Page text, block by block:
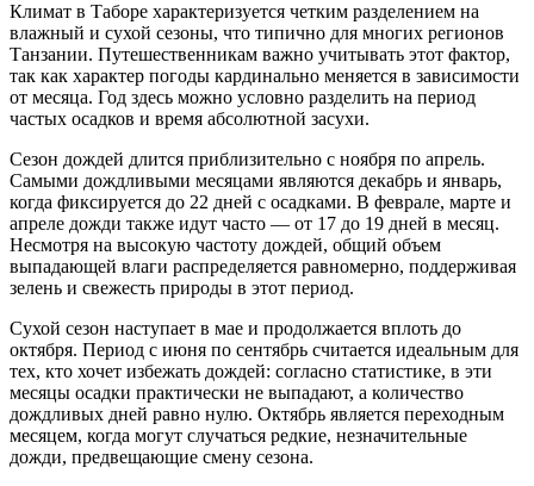
Климат в Таборе характеризуется четким разделением на
влажный и сухой сезоны, что типично для многих регионов
Танзании. Путешественникам важно учитывать этот фактор,
так как характер погоды кардинально меняется в зависимости
от месяца. Год здесь можно условно разделить на период
частых осадков и время абсолютной засухи.
Сезон дождей длится приблизительно с ноября по апрель.
Самыми дождливыми месяцами являются декабрь и январь,
когда фиксируется до 22 дней с осадками. В феврале, марте и
апреле дожди также идут часто — от 17 до 19 дней в месяц.
Несмотря на высокую частоту дождей, общий объем
выпадающей влаги распределяется равномерно, поддерживая
зелень и свежесть природы в этот период.
Сухой сезон наступает в мае и продолжается вплоть до
октября. Период с июня по сентябрь считается идеальным для
тех, кто хочет избежать дождей: согласно статистике, в эти
месяцы осадки практически не выпадают, а количество
дождливых дней равно нулю. Октябрь является переходным
месяцем, когда могут случаться редкие, незначительные
дожди, предвещающие смену сезона.